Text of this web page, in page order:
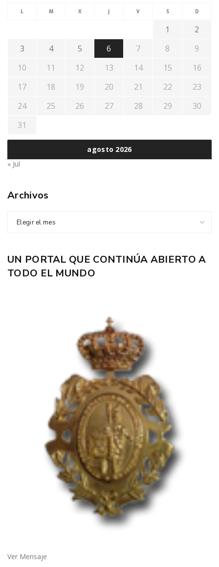
agosto 2026
L M X J V S D
1
2
3
4 5 6 7 8
9
10
11 12 13 14 15
16
17
18 19 20 21 22
23
24
25 26 27 28 29
30
31
« Jul
Archivos
Elegir el mes
UN PORTAL QUE CONTINÚA ABIERTO A
TODO EL MUNDO
Ver Mensaje